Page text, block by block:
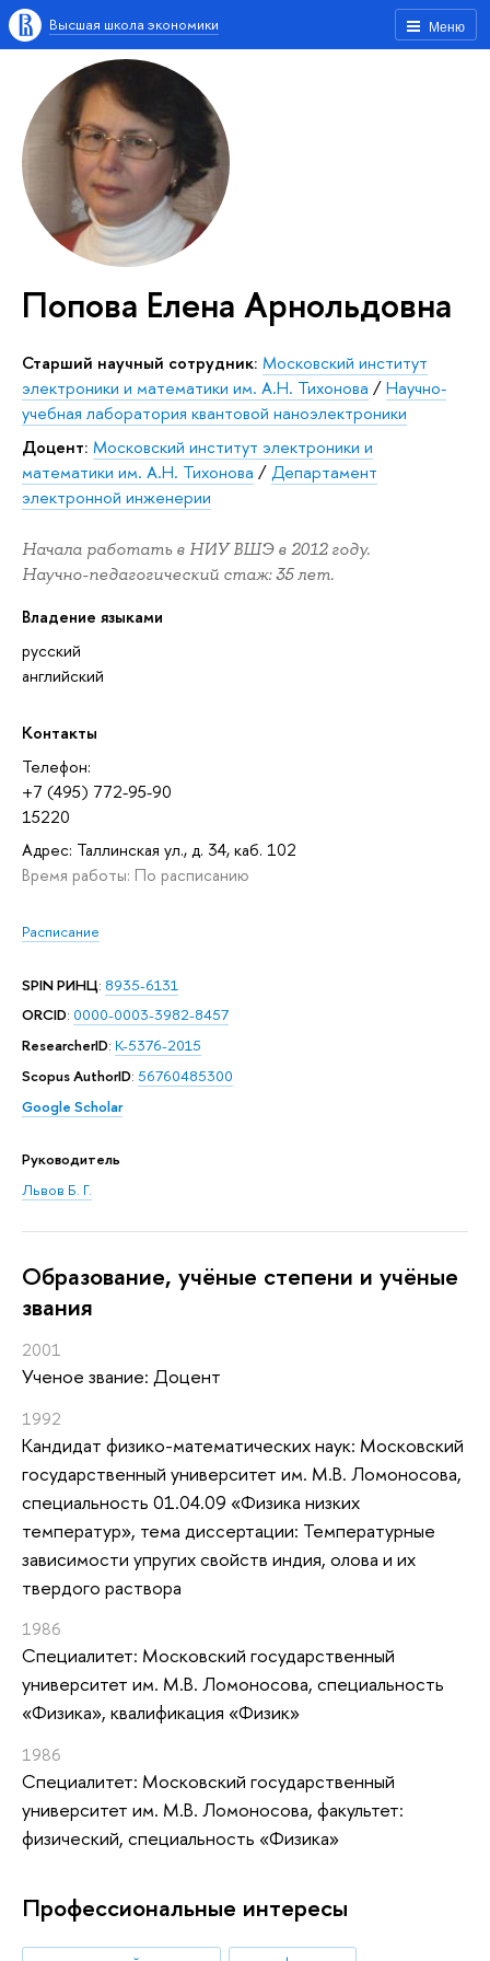
Меню
Высшая школа экономики
Попова Елена Арнольдовна
Старший научный сотрудник: Московский институт
электроники и математики им. А.Н. Тихонова /Научно-
учебная лаборатория квантовой наноэлектроники
Доцент: Московский институт электроники и
математики им. А.Н. Тихонова /Департамент
электронной инженерии
Начала работать в НИУ ВШЭ в 2012 году.
Научно-педагогический стаж: 35 лет.
Владение языками
русский
английский
Контакты
Телефон:
+7 (495) 772-95-90
15220
Адрес: Таллинская ул., д. 34, каб. 102
Время работы: По расписанию
Расписание
SPIN РИНЦ: 8935-6131
ORCID: 0000-0003-3982-8457
ResearcherID: K-5376-2015
Scopus AuthorID: 56760485300
Google Scholar
Руководитель
Львов Б. Г.
Oбразование, учёные степени и учёные
звания
2001
Ученое звание: Доцент
1992
Кандидат физико-математических наук: Московский
государственный университет им. М.В. Ломоносова,
специальность 01.04.09 «Физика низких
температур», тема диссертации: Температурные
зависимости упругих свойств индия, олова и их
твердого раствора
1986
Специалитет: Московский государственный
университет им. М.В. Ломоносова, специальность
«Физика», квалификация «Физик»
1986
Специалитет: Московский государственный
университет им. М.В. Ломоносова, факультет:
физический, специальность «Физика»
Профессиональные интересы